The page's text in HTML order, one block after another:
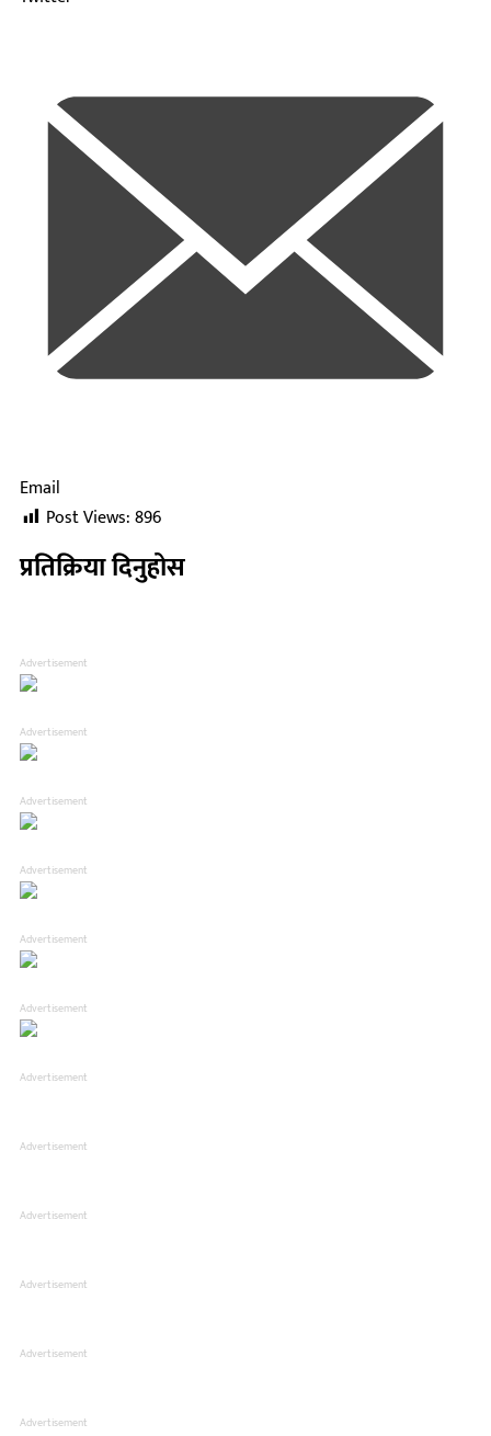
Email
Post Views:896
प्रतिक्रिया दिनुहोस
Advertisement
Advertisement
Advertisement
Advertisement
Advertisement
Advertisement
Advertisement
Advertisement
Advertisement
Advertisement
Advertisement
Advertisement